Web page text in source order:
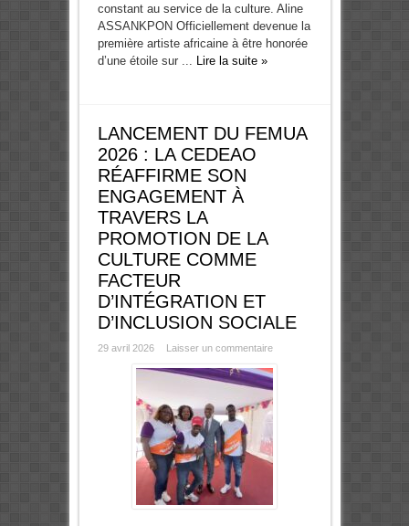
constant au service de la culture. Aline
ASSANKPON Officiellement devenue la
première artiste africaine à être honorée
d’une étoile sur ... Lire la suite »
LANCEMENT DU FEMUA
2026 : LA CEDEAO
RÉAFFIRME SON
ENGAGEMENT À
TRAVERS LA
PROMOTION DE LA
CULTURE COMME
FACTEUR
D’INTÉGRATION ET
D’INCLUSION SOCIALE
29 avril 2026 Laisser un commentaire